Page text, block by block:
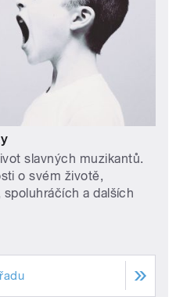
slavných muzikantů.
o svém životě,
a dalších